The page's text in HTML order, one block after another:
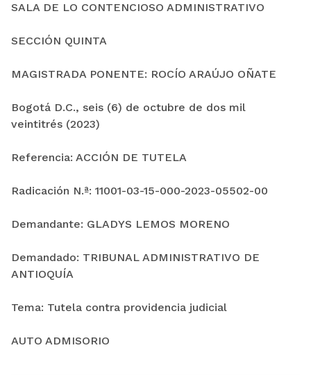
SALA DE LO CONTENCIOSO ADMINISTRATIVO
SECCIÓN QUINTA
MAGISTRADA PONENTE: ROCÍO ARAÚJO OÑATE
Bogotá D.C., seis (6) de octubre de dos mil
veintitrés (2023)
Referencia: ACCIÓN DE TUTELA
Radicación N.ª: 11001-03-15-000-2023-05502-00
Demandante: GLADYS LEMOS MORENO
Demandado: TRIBUNAL ADMINISTRATIVO DE
ANTIOQUÍA
Tema: Tutela contra providencia judicial
AUTO ADMISORIO